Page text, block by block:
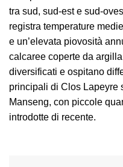
tra sud, sud-est e sud-
registra temperature
e un’elevata piovosità
calcaree coperte da
diversificati e ospitano
principali di Clos Lapeyre
Manseng, con piccole
introdotte di recente.